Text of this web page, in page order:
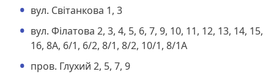
вул. Світанкова 1, 3
вул. Філатова 2, 3, 4, 5, 6, 7, 9, 10, 11, 12, 13, 14, 15,
16, 8А, 6/1, 6/2, 8/1, 8/2, 10/1, 8/1А
пров. Глухий 2, 5, 7, 9